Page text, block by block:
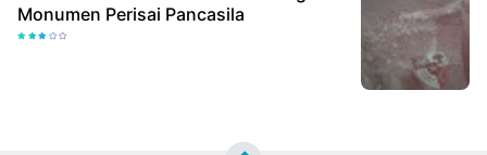
Monumen Perisai Pancasila